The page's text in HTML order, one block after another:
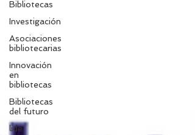
Bibliotecas
Investigación
Asociaciones
bibliotecarias
Innovación
en
bibliotecas
Bibliotecas
del futuro
lide